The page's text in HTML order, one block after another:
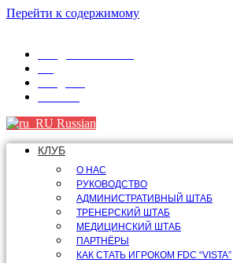
Перейти к содержимому
Russian
КЛУБ
О НАС
РУКОВОДСТВО
АДМИНИСТРАТИВНЫЙ ШТАБ
ТРЕНЕРСКИЙ ШТАБ
МЕДИЦИНСКИЙ ШТАБ
ПАРТНЁРЫ
КАК СТАТЬ ИГРОКОМ FDC “VISTA”